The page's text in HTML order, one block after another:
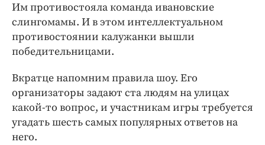
Бренд года
Работодатель года
Им противостояла команда ивановские
слингомамы. И в этом интеллектуальном
противостоянии калужанки вышли
победительницами.
Вкратце напомним правила шоу. Его
организаторы задают ста людям на улицах
какой-то вопрос, и участникам игры требуется
угадать шесть самых популярных ответов на
него.